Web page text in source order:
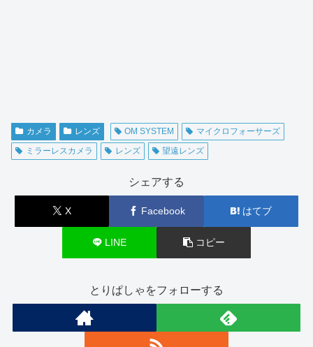
カメラ レンズ OM SYSTEM
マイクロフォーサーズ
ミラーレスカメラ
レンズ 望遠レンズ
シェアする
X Facebook はてブ
LINE コピー
とりぱしゃをフォローする